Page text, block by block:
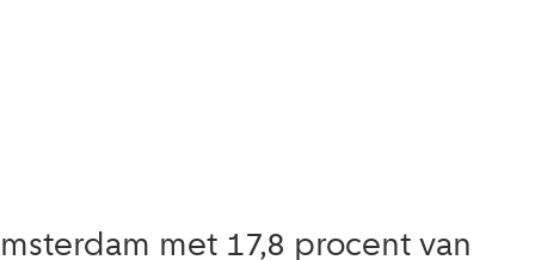
met 17,8 procent van